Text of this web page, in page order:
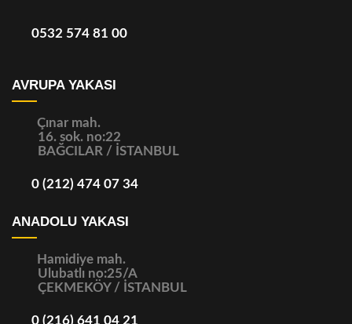
0532 574 81 00
AVRUPA YAKASI
Çınar mah.
16. sok. no:22
BAĞCILAR / İSTANBUL
0 (212) 474 07 34
ANADOLU YAKASI
Hamidiye mah.
Ulubatlı no:25/A
ÇEKMEKÖY / İSTANBUL
0 (216) 641 04 21